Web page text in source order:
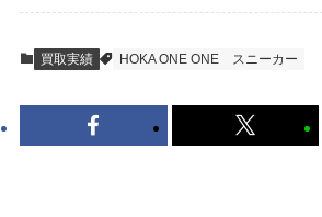
査定結果のご承認 /
到着即日に査定いたします。
得いただければ、最短即日の
買取実績 HOKA ONE ONE スニーカー